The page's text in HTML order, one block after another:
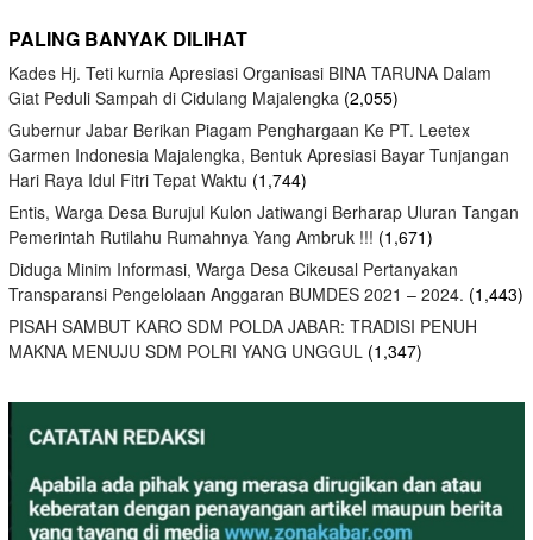
PALING BANYAK DILIHAT
Kades Hj. Teti kurnia Apresiasi Organisasi BINA TARUNA Dalam
Giat Peduli Sampah di Cidulang Majalengka (2,055)
Gubernur Jabar Berikan Piagam Penghargaan Ke PT. Leetex
Garmen Indonesia Majalengka, Bentuk Apresiasi Bayar Tunjangan
Hari Raya Idul Fitri Tepat Waktu (1,744)
Entis, Warga Desa Burujul Kulon Jatiwangi Berharap Uluran Tangan
Pemerintah Rutilahu Rumahnya Yang Ambruk !!! (1,671)
Diduga Minim Informasi, Warga Desa Cikeusal Pertanyakan
Transparansi Pengelolaan Anggaran BUMDES 2021 – 2024. (1,443)
PISAH SAMBUT KARO SDM POLDA JABAR: TRADISI PENUH
MAKNA MENUJU SDM POLRI YANG UNGGUL (1,347)